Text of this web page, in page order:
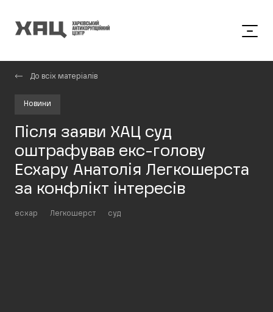
До всіх матеріалів
Новини
Після заяви ХАЦ суд
оштрафував екс-голову
Есхару Анатолія Легкошерста
за конфлікт інтересів
есхар Легкошерст суд